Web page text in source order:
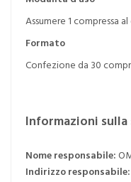
Assumere 1 compressa
Formato
Confezione da 30
Informazioni sulla
Nome responsabile:
Indirizzo responsabile: